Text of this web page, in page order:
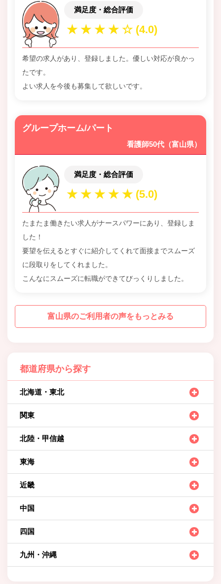
満足度・総合評価
希望の求人があり、登録しました。優しい対応が良かっ
たです。
よい求人を今後も募集して欲しいです。
グループホーム/パート
看護師50代（富山県）
満足度・総合評価
たまたま働きたい求人がナースパワーにあり、登録しま
した！
要望を伝えるとすぐに紹介してくれて面接までスムーズ
に段取りをしてくれました。
こんなにスムーズに転職ができてびっくりしました。
富山県のご利用者の声をもっとみる
都道府県から探す
北海道・東北
関東
北陸・甲信越
東海
近畿
中国
四国
九州・沖縄